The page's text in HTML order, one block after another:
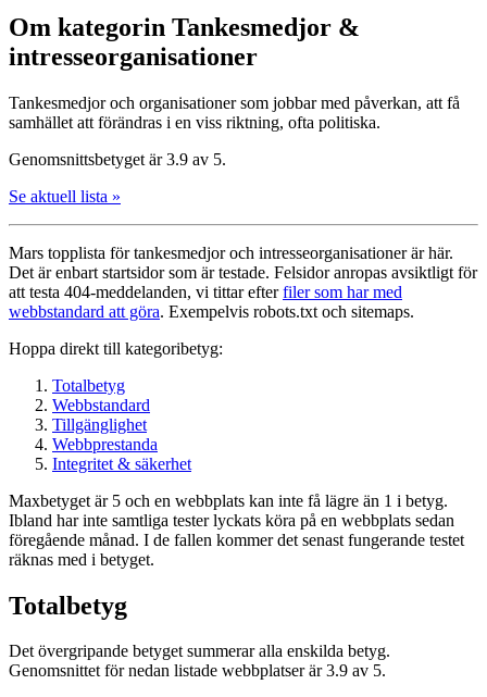
Om kategorin Tankesmedjor &
intresseorganisationer
Tankesmedjor och organisationer som jobbar med påverkan, att få
samhället att förändras i en viss riktning, ofta politiska.
Genomsnittsbetyget är 3.9 av 5.
Se aktuell lista »
Mars topplista för tankesmedjor och intresse­organisationer är här.
Det är enbart startsidor som är testade. Felsidor anropas avsiktligt för
att testa 404-meddelanden, vi tittar efterfiler som har med
webbstandard att göra. Exempelvis robots.txt och sitemaps.
Hoppa direkt till kategoribetyg:
Totalbetyg
Webbstandard
Tillgänglighet
Webbprestanda
Integritet & säkerhet
Maxbetyget är 5 och en webbplats kan inte få lägre än 1 i betyg.
Ibland har inte samtliga tester lyckats köra på en webbplats sedan
föregående månad. I de fallen kommer det senast fungerande testet
räknas med i betyget.
Totalbetyg
Det övergripande betyget summerar alla enskilda betyg.
Genomsnittet för nedan listade webbplatser är 3.9 av 5.